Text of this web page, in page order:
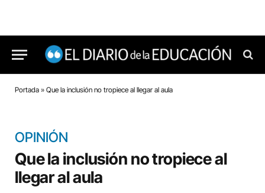
Portada » Que la inclusión no tropiece al llegar al aula
OPINIÓN
Que la inclusión no tropiece al
llegar al aula